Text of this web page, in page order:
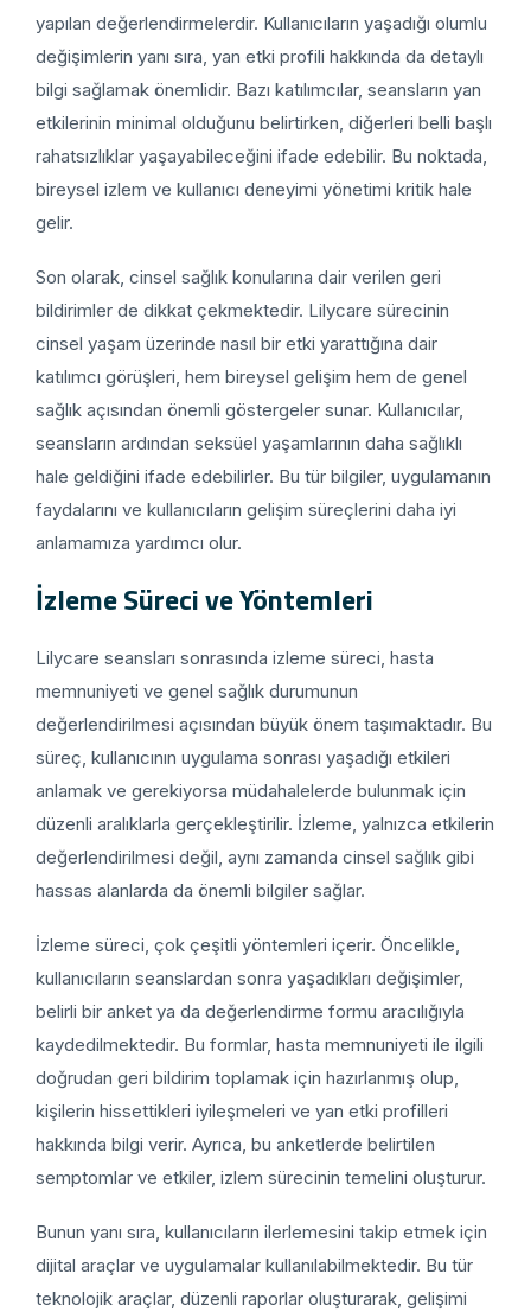
yapılan değerlendirmelerdir. Kullanıcıların yaşadığı olumlu
değişimlerin yanı sıra, yan etki profili hakkında da detaylı
bilgi sağlamak önemlidir. Bazı katılımcılar, seansların yan
etkilerinin minimal olduğunu belirtirken, diğerleri belli başlı
rahatsızlıklar yaşayabileceğini ifade edebilir. Bu noktada,
bireysel izlem ve kullanıcı deneyimi yönetimi kritik hale
gelir.
Son olarak, cinsel sağlık konularına dair verilen geri
bildirimler de dikkat çekmektedir. Lilycare sürecinin
cinsel yaşam üzerinde nasıl bir etki yarattığına dair
katılımcı görüşleri, hem bireysel gelişim hem de genel
sağlık açısından önemli göstergeler sunar. Kullanıcılar,
seansların ardından seksüel yaşamlarının daha sağlıklı
hale geldiğini ifade edebilirler. Bu tür bilgiler, uygulamanın
faydalarını ve kullanıcıların gelişim süreçlerini daha iyi
anlamamıza yardımcı olur.
İzleme Süreci ve Yöntemleri
Lilycare seansları sonrasında izleme süreci, hasta
memnuniyeti ve genel sağlık durumunun
değerlendirilmesi açısından büyük önem taşımaktadır. Bu
süreç, kullanıcının uygulama sonrası yaşadığı etkileri
anlamak ve gerekiyorsa müdahalelerde bulunmak için
düzenli aralıklarla gerçekleştirilir. İzleme, yalnızca etkilerin
değerlendirilmesi değil, aynı zamanda cinsel sağlık gibi
hassas alanlarda da önemli bilgiler sağlar.
İzleme süreci, çok çeşitli yöntemleri içerir. Öncelikle,
kullanıcıların seanslardan sonra yaşadıkları değişimler,
belirli bir anket ya da değerlendirme formu aracılığıyla
kaydedilmektedir. Bu formlar, hasta memnuniyeti ile ilgili
doğrudan geri bildirim toplamak için hazırlanmış olup,
kişilerin hissettikleri iyileşmeleri ve yan etki profilleri
hakkında bilgi verir. Ayrıca, bu anketlerde belirtilen
semptomlar ve etkiler, izlem sürecinin temelini oluşturur.
Bunun yanı sıra, kullanıcıların ilerlemesini takip etmek için
dijital araçlar ve uygulamalar kullanılabilmektedir. Bu tür
teknolojik araçlar, düzenli raporlar oluşturarak, gelişimi